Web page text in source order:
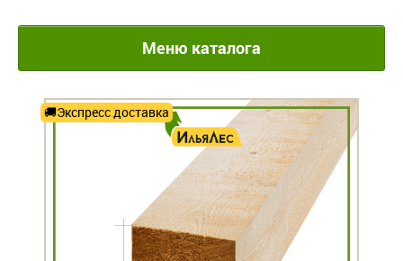
Меню каталога
Экспресс доставка